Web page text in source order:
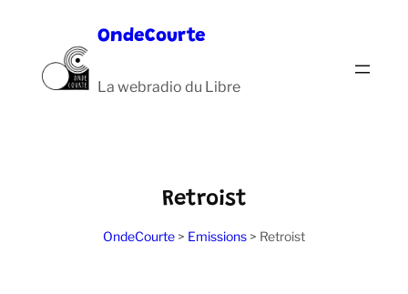
contenu
OndeCourte
La webradio du Libre
Retroist
OndeCourte > Emissions > Retroist